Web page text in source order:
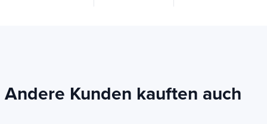
Andere Kunden kauften auch